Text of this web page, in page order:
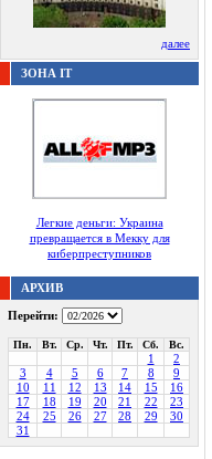
далее
ЗОНА IT
Легкие деньги: Украина
превращается в Мекку для
киберпреступников
АРХИВ
Перейти:
Пн. Вт. Ср. Чт. Пт. Сб. Вс.
1
2
3
4 5 6 7 8
9
10
11 12 13 14 15
16
17
18 19 20 21 22
23
24
25 26 27 28 29
30
31